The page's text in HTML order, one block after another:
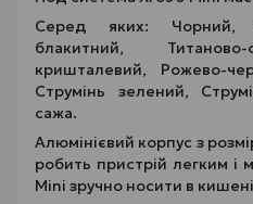
Серед яких: Чорний,
блакитний,
кришталевий, Рожево-
Струмінь зелений,
сажа.
Алюмінієвий корпус з
робить пристрій легким і
Mini зручно носити в